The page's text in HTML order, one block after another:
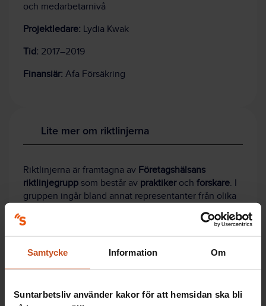
Samtycke Information Om
Suntarbetsliv använder kakor för att hemsidan ska bli
och medarbetarnivå
Projektledare: Lydia Kwak
Tid: 2017–2019
Finansiär: Afa Försäkring
Lite mer om riktlinjerna
Riktlinjerna är framtagna av Företagshälsans
riktlinjegrupp som består av praktikeroch forskare. I
gruppen ingår bland annat representanter från olika
Institutet.
har också varit
med i arbetet.
Riktlinjerna riktar sig till arbetsgivare och
organisationer, och innehåller bland annat följande:
Att förebygga arbetsrelaterad psykisk ohälsa.